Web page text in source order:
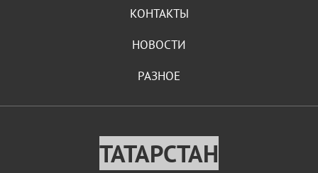
КОНТАКТЫ
НОВОСТИ
РАЗНОЕ
ТАТАРСТАН